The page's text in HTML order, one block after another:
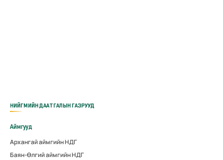
НИЙГМИЙН ДААТГАЛЫН ГАЗРУУД
Аймгууд
Архангай аймгийн НДГ
Баян-Өлгий аймгийн НДГ